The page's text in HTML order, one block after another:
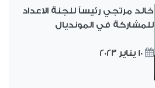
خالد مرتجي رئيساً للجنة الاعداد
للمشاركة في المونديال
10 يناير 2023